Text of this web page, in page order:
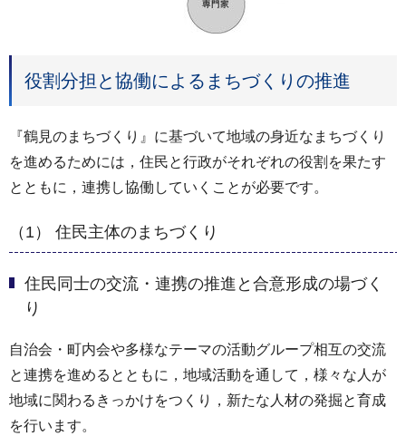
役割分担と協働によるまちづくりの推進
『鶴見のまちづくり』に基づいて地域の身近なまちづくり
を進めるためには，住民と行政がそれぞれの役割を果たす
とともに，連携し協働していくことが必要です。
（1） 住民主体のまちづくり
住民同士の交流・連携の推進と合意形成の場づく
り
自治会・町内会や多様なテーマの活動グループ相互の交流
と連携を進めるとともに，地域活動を通して，様々な人が
地域に関わるきっかけをつくり，新たな人材の発掘と育成
を行います。